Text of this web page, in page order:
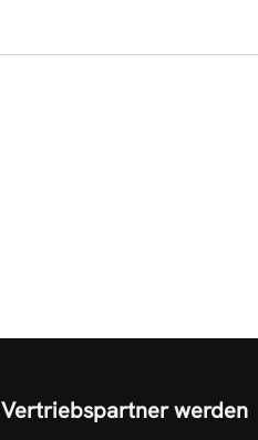
Vertriebspartner werden